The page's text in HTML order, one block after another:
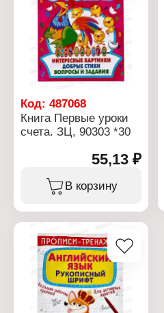
Код: 487068
Книга Первые уроки
счета. ЗЦ, 90303 *30
55,13 ₽
В корзину